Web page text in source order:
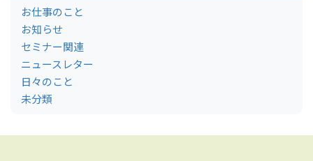
お仕事のこと
お知らせ
セミナー関連
ニュースレター
日々のこと
未分類